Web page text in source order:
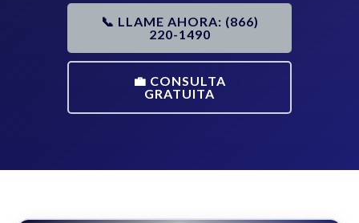
📞 LLAME AHORA: (866)
220-1490
💼 CONSULTA
GRATUITA